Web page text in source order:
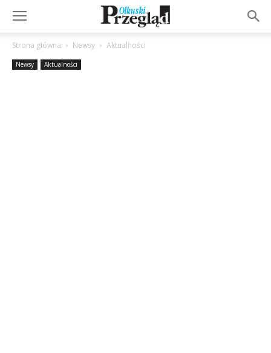
Strona główna Newsy Aktualności
Newsy Aktualności